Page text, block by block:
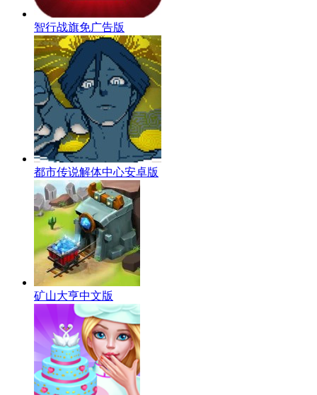
智行战旗免广告版
都市传说解体中心安卓版
矿山大亨中文版